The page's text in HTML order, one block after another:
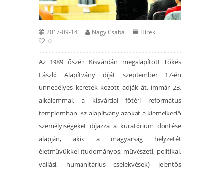
2017-09-14 Nagy Csaba
Hírek
0
Az 1989 őszén Kisvárdán megalapított Tőkés
László Alapítvány díját szeptember 17-én
ünnepélyes keretek között adják át, immár 23.
alkalommal, a kisvárdai főtéri református
templomban. Az alapítvány azokat a kiemelkedő
személyiségeket díjazza a kuratórium döntése
alapján, akik a magyarság helyzetét
életművükkel (tudományos, művészeti, politikai,
vallási, humanitárius cselekvések) jelentős